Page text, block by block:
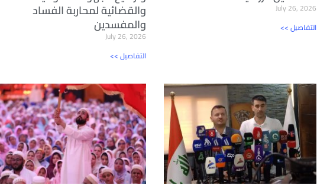
والقضائية لمحاربة الفساد
والمفسدين
July 26, 2026
<< التفاصيل
July 26, 2026
<< التفاصيل